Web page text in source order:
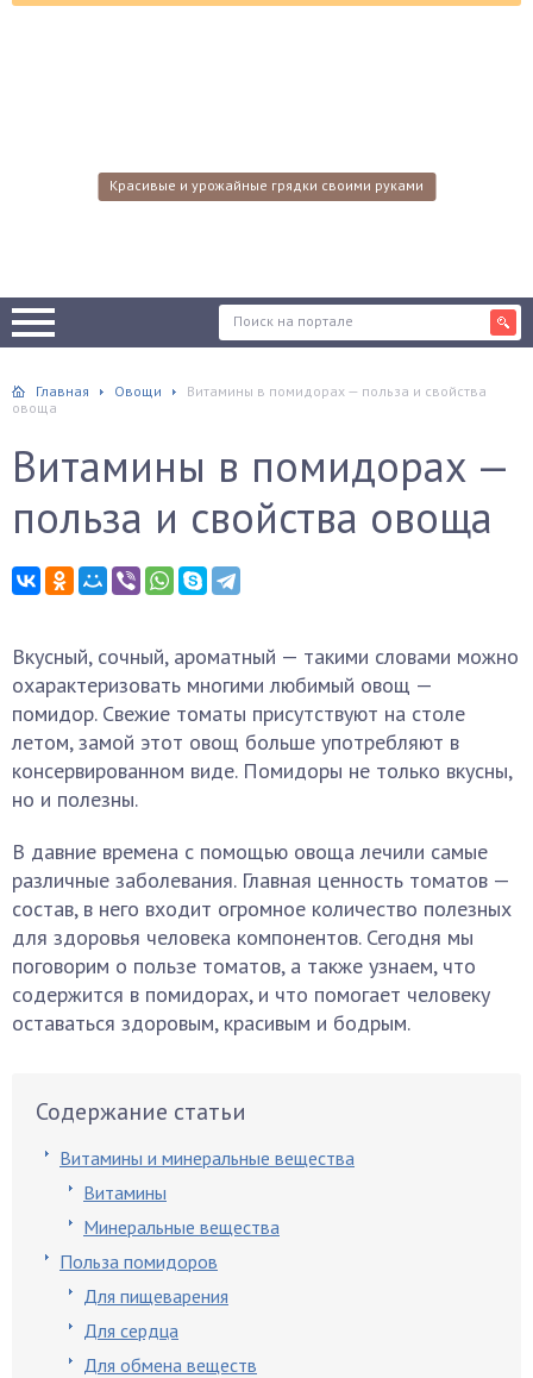
Красивые и урожайные грядки своими руками
Главная Овощи
Витамины в помидорах — польза и свойства
овоща
Витамины в помидорах —
польза и свойства овоща
Вкусный, сочный, ароматный — такими словами можно
охарактеризовать многими любимый овощ —
помидор. Свежие томаты присутствуют на столе
летом, замой этот овощ больше употребляют в
консервированном виде. Помидоры не только вкусны,
но и полезны.
В давние времена с помощью овоща лечили самые
различные заболевания. Главная ценность томатов —
состав, в него входит огромное количество полезных
для здоровья человека компонентов. Сегодня мы
поговорим о пользе томатов, а также узнаем, что
содержится в помидорах, и что помогает человеку
оставаться здоровым, красивым и бодрым.
Содержание статьи
Витамины и минеральные вещества
Витамины
Минеральные вещества
Польза помидоров
Для пищеварения
Для сердца
Для обмена веществ